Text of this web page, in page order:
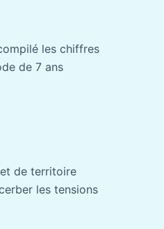
les chiffres
de 7 ans
de territoire
les tensions